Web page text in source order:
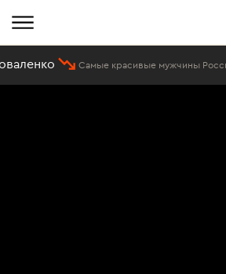
Самые красивые мужчины России #29